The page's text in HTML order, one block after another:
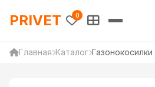
PRIVET —
PRIVET 0
Главная Каталог